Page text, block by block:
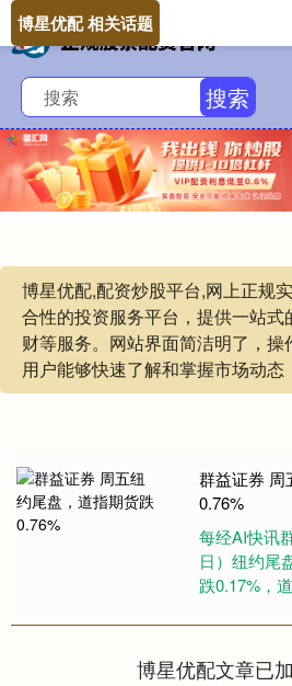
搜索
博星优配,配资炒股平台,网上正规
合性的投资服务平台，提供一站式
财等服务。网站界面简洁明了，
用户能够快速了解和掌握市场动态
博星优配 相关话题
群益证券 周
0.76%
每经AI快讯
日）纽约尾
跌0.17%，
指....
博星优配文章已